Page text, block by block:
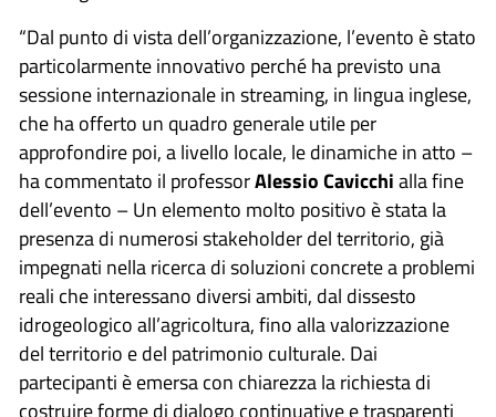
“Dal punto di vista dell’organizzazione, l’evento è stato
particolarmente innovativo perché ha previsto una
sessione internazionale in streaming, in lingua inglese,
che ha offerto un quadro generale utile per
approfondire poi, a livello locale, le dinamiche in atto –
ha commentato il professorAlessio Cavicchialla fine
dell’evento – Un elemento molto positivo è stata la
presenza di numerosi stakeholder del territorio, già
impegnati nella ricerca di soluzioni concrete a problemi
reali che interessano diversi ambiti, dal dissesto
idrogeologico all’agricoltura, fino alla valorizzazione
del territorio e del patrimonio culturale. Dai
partecipanti è emersa con chiarezza la richiesta di
costruire forme di dialogo continuative e trasparenti